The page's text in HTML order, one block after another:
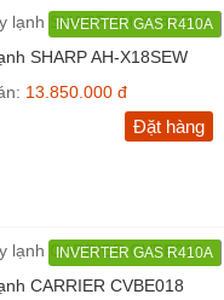
INVERTER GAS R410A
SHARP AH-X18SEW
13.850.000 đ
Đặt hàng
INVERTER GAS R410A
CARRIER CVBE018